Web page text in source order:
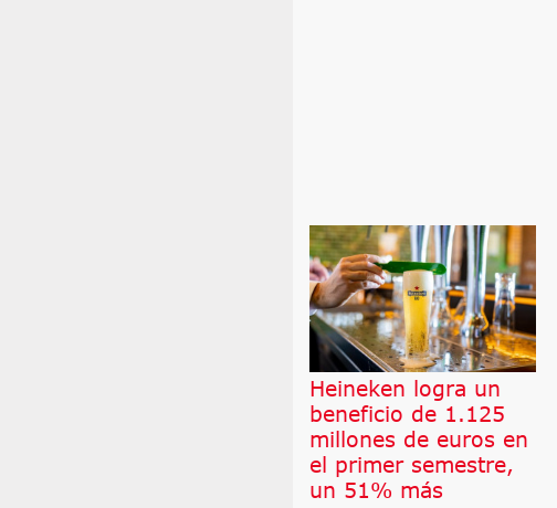
Heineken logra un
beneficio de 1.125
millones de euros en
el primer semestre,
un 51% más